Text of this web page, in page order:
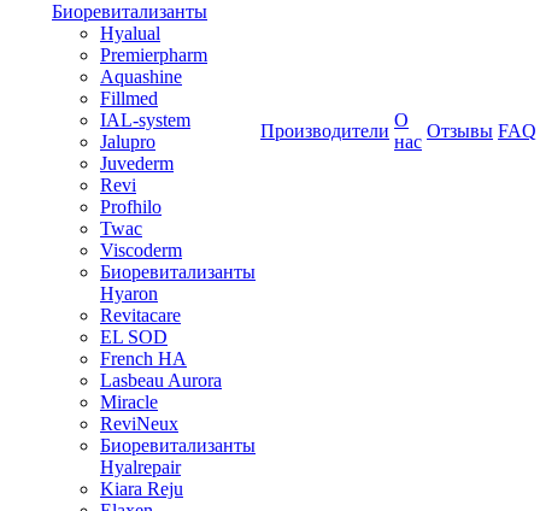
Биоревитализанты
Hyalual
Premierpharm
Aquashine
Fillmed
IAL-system
Jalupro
Juvederm
Revi
Profhilo
Twac
Viscoderm
Биоревитализанты
Hyaron
Revitacare
EL SOD
French HA
Lasbeau Aurora
Miracle
ReviNeux
Биоревитализанты
Hyalrepair
Kiara Reju
Производители
О
нас
Отзывы FAQ